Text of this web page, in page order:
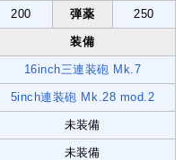
200 弾薬 250
装備
16inch三連装砲 Mk.7
5inch連装砲 Mk.28 mod.2
未装備
未装備